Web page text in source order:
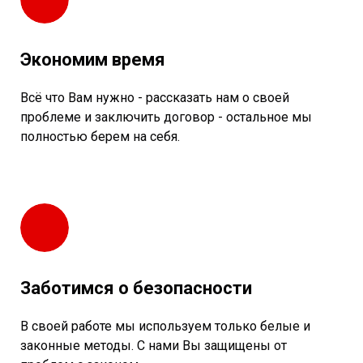
Экономим время
Всё что Вам нужно - рассказать нам о своей
проблеме и заключить договор - остальное мы
полностью берем на себя.
Заботимся о безопасности
В своей работе мы используем только белые и
законные методы. С нами Вы защищены от